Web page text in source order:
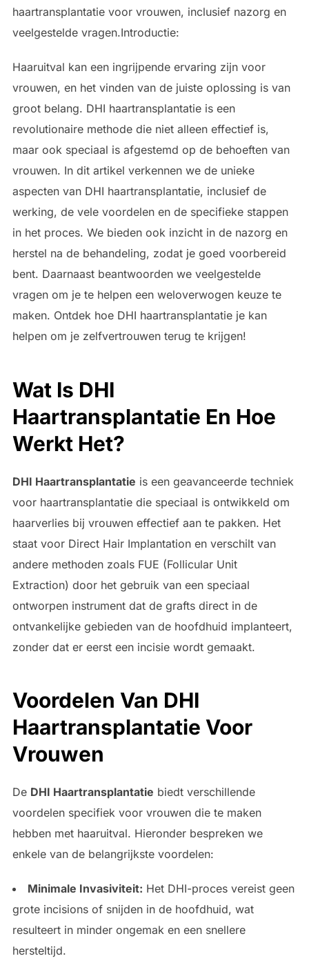
haartransplantatie voor vrouwen, inclusief nazorg en
veelgestelde vragen.Introductie:
Haaruitval kan een ingrijpende ervaring zijn voor
vrouwen, en het vinden van de juiste oplossing is van
groot belang. DHI haartransplantatie is een
revolutionaire methode die niet alleen effectief is,
maar ook speciaal is afgestemd op de behoeften van
vrouwen. In dit artikel verkennen we de unieke
aspecten van DHI haartransplantatie, inclusief de
werking, de vele voordelen en de specifieke stappen
in het proces. We bieden ook inzicht in de nazorg en
herstel na de behandeling, zodat je goed voorbereid
bent. Daarnaast beantwoorden we veelgestelde
vragen om je te helpen een weloverwogen keuze te
maken. Ontdek hoe DHI haartransplantatie je kan
helpen om je zelfvertrouwen terug te krijgen!
Wat Is DHI
Haartransplantatie En Hoe
Werkt Het?
DHI Haartransplantatie is een geavanceerde techniek
voor haartransplantatie die speciaal is ontwikkeld om
haarverlies bij vrouwen effectief aan te pakken. Het
staat voor Direct Hair Implantation en verschilt van
andere methoden zoals FUE (Follicular Unit
Extraction) door het gebruik van een speciaal
ontworpen instrument dat de grafts direct in de
ontvankelijke gebieden van de hoofdhuid implanteert,
zonder dat er eerst een incisie wordt gemaakt.
Voordelen Van DHI
Haartransplantatie Voor
Vrouwen
De DHI Haartransplantatie biedt verschillende
voordelen specifiek voor vrouwen die te maken
hebben met haaruitval. Hieronder bespreken we
enkele van de belangrijkste voordelen:
Minimale Invasiviteit: Het DHI-proces vereist geen
grote incisions of snijden in de hoofdhuid, wat
resulteert in minder ongemak en een snellere
hersteltijd.